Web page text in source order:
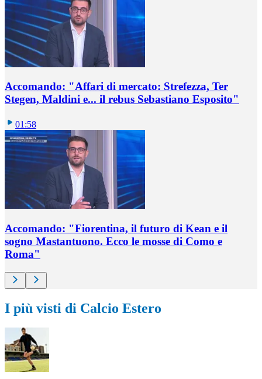
Accomando: "Affari di mercato: Strefezza, Ter
Stegen, Maldini e... il rebus Sebastiano Esposito"
01:58
Accomando: "Fiorentina, il futuro di Kean e il
sogno Mastantuono. Ecco le mosse di Como e
Roma"
I più visti di Calcio Estero